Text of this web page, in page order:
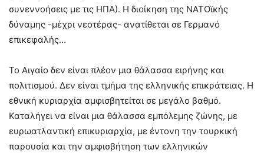
συνεννοήσεις με τις ΗΠΑ). Η διοίκηση της ΝΑΤΟϊκής
δύναμης -μέχρι νεοτέρας- ανατίθεται σε Γερμανό
επικεφαλής…
Το Αιγαίο δεν είναι πλέον μια θάλασσα ειρήνης και
πολιτισμού. Δεν είναι τμήμα της ελληνικής επικράτειας. Η
εθνική κυριαρχία αμφισβητείται σε μεγάλο βαθμό.
Καταλήγει να είναι μια θάλασσα εμπόλεμης ζώνης, με
ευρωατλαντική επικυριαρχία, με έντονη την τουρκική
παρουσία και την αμφισβήτηση των ελληνικών